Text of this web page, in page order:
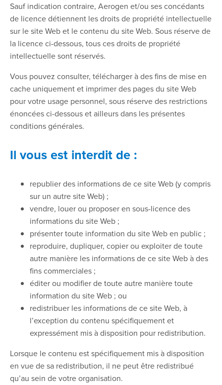
Sauf indication contraire, Aerogen et/ou ses concédants
de licence détiennent les droits de propriété intellectuelle
sur le site Web et le contenu du site Web. Sous réserve de
la licence ci-dessous, tous ces droits de propriété
intellectuelle sont réservés.
Vous pouvez consulter, télécharger à des fins de mise en
cache uniquement et imprimer des pages du site Web
pour votre usage personnel, sous réserve des restrictions
énoncées ci-dessous et ailleurs dans les présentes
conditions générales.
Il vous est interdit de :
republier des informations de ce site Web (y compris
sur un autre site Web) ;
vendre, louer ou proposer en sous-licence des
informations du site Web ;
présenter toute information du site Web en public ;
reproduire, dupliquer, copier ou exploiter de toute
autre manière les informations de ce site Web à des
fins commerciales ;
éditer ou modifier de toute autre manière toute
information du site Web ; ou
redistribuer les informations de ce site Web, à
l’exception du contenu spécifiquement et
expressément mis à disposition pour redistribution.
Lorsque le contenu est spécifiquement mis à disposition
en vue de sa redistribution, il ne peut être redistribué
qu’au sein de votre organisation.